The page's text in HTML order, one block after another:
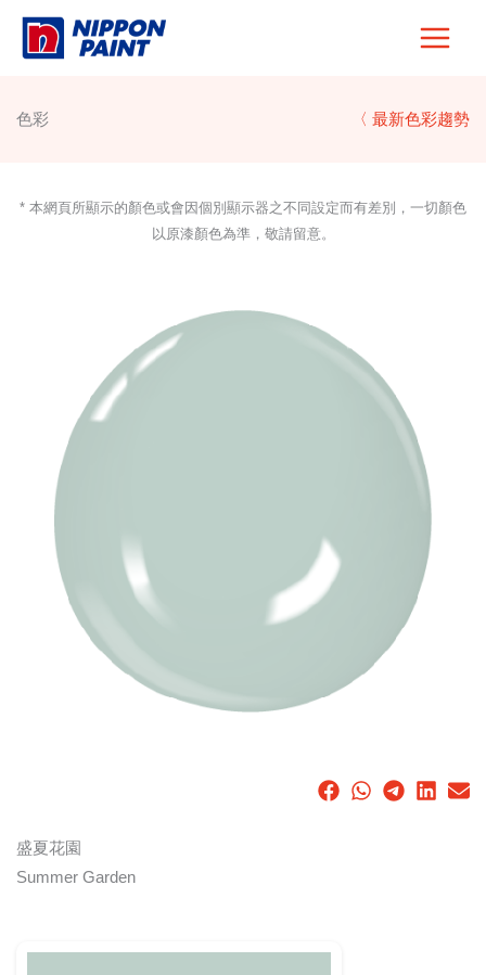
Skip
色彩 〈 最新色彩趨勢
* 本網頁所顯示的顏色或會因個別顯示器之不同設定而有差別，一切顏色
以原漆顏色為準，敬請留意。
盛夏花園
Summer Garden